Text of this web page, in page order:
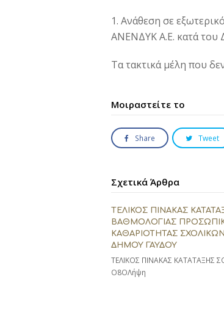
1. Ανάθεση σε
ΑΝΕΝΔΥΚ Α.Ε. κατά του
Τα τακτικά μέλη που
Μοιραστείτε το
Share Tweet
Σχετικά Άρθρα
ΤΕΛΙΚΟΣ ΠΙΝΑΚΑΣ
ΒΑΘΜΟΛΟΓΙΑΣ
ΚΑΘΑΡΙΟΤΗΤΑΣ
ΔΗΜΟΥ ΓΑΥΔΟΥ
ΤΕΛΙΚΟΣ ΠΙΝΑΚΑΣ ΚΑΤΑΤΑΞΗΣ
Ο8ΟΛήψη